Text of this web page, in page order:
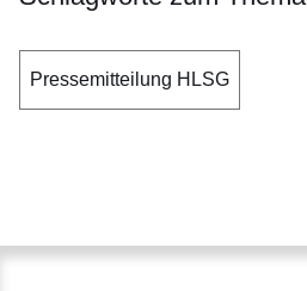
Pressemitteilung HLSG